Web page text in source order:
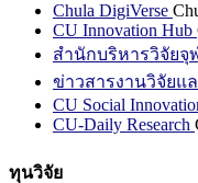
Chula DigiVerse
CU Innovation Hub
สำนักบริหารวิจัยจุ
ข่าวสารงานวิจัยแ
CU Social
CU-Daily Research
ทุนวิจัย